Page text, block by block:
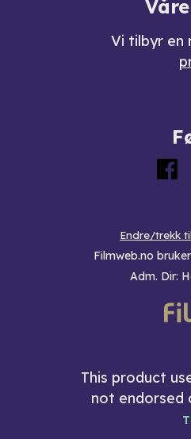
Vi tilbyr en
Endre/trekk
Filmweb.no bruker
Adm. Dir:
This product
not endorsed